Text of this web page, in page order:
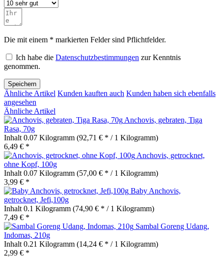
Die mit einem * markierten Felder sind Pflichtfelder.
Ich habe die Datenschutzbestimmungen zur Kenntnis
genommen.
Speichern
Ähnliche Artikel Kunden kauften auch Kunden haben sich ebenfalls
angesehen
Ähnliche Artikel
Anchovis, gebraten, Tiga
Rasa, 70g
Inhalt 0.07 Kilogramm (92,71 € * / 1 Kilogramm)
6,49 € *
Anchovis, getrocknet,
ohne Kopf, 100g
Inhalt 0.07 Kilogramm (57,00 € * / 1 Kilogramm)
3,99 € *
Baby Anchovis,
getrocknet, Jefi,100g
Inhalt 0.1 Kilogramm (74,90 € * / 1 Kilogramm)
7,49 € *
Sambal Goreng Udang,
Indomas, 210g
Inhalt 0.21 Kilogramm (14,24 € * / 1 Kilogramm)
2,99 € *